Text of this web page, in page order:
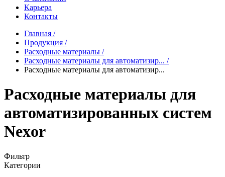
Карьера
Контакты
Главная /
Продукция /
Расходные материалы /
Расходные материалы для автоматизир... /
Расходные материалы для автоматизир...
Расходные материалы для
автоматизированных систем
Nexor
Фильтр
Категории